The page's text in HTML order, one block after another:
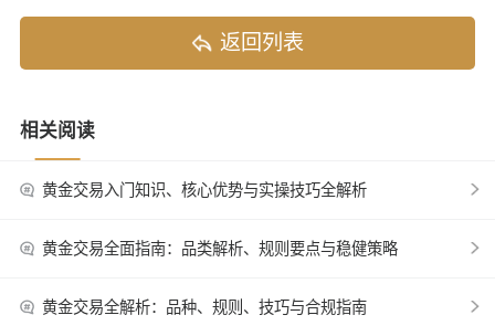
返回列表
相关阅读
黄金交易入门知识、核心优势与实操技巧全解析
黄金交易全面指南：品类解析、规则要点与稳健策略
黄金交易全解析：品种、规则、技巧与合规指南